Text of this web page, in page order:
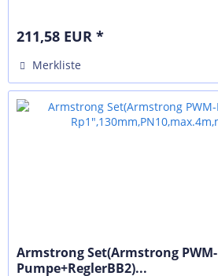
211,58 EUR *
Merkliste
Armstrong Set(Armstrong PWM-
Pumpe+ReglerBB2)...